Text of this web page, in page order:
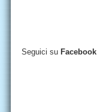
Seguici su Facebook